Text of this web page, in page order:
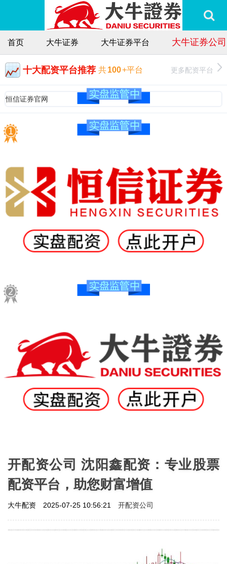
首页 大牛证券 大牛证券平台 大牛证券公司
十大配资平台推荐 共100+平台 更多配资平台
恒信证券官网
开配资公司 沈阳鑫配资：专业股票
配资平台，助您财富增值
大牛配资 2025-07-25 10:56:21 开配资公司